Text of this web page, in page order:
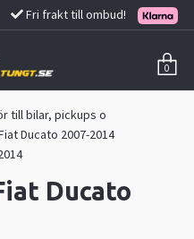
Fri frakt till ombud!
0
till bilar, pickups o
Ducato 2007-2014
Ducato